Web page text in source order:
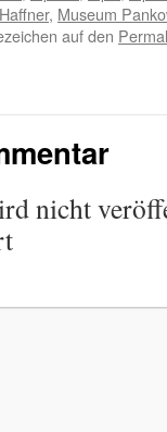
, Museum
auf den
nicht